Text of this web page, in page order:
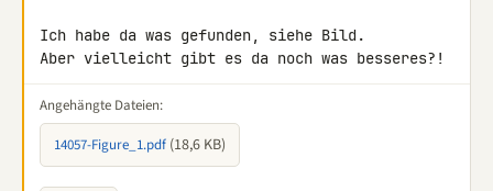
Ich habe da was gefunden, siehe Bild.
Aber vielleicht gibt es da noch was besseres?!
Angehängte Dateien:
14057-Figure_1.pdf (18,6 KB)